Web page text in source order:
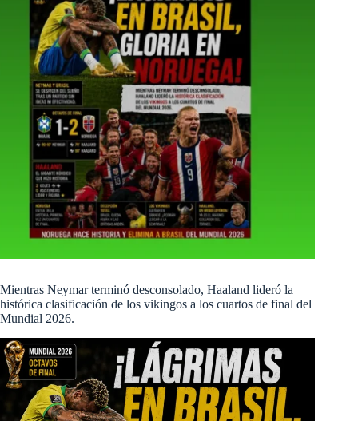
Mientras Neymar terminó desconsolado, Haaland lideró la
histórica clasificación de los vikingos a los cuartos de final del
Mundial 2026.